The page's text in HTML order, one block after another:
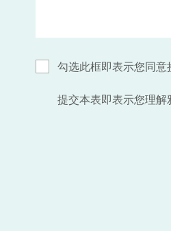
勾选此框即表示您同意
提交本表即表示您理